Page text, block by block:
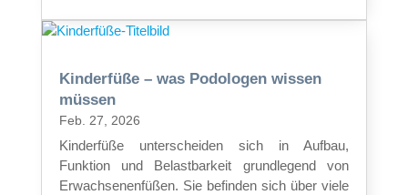
Kinderfüße – was Podologen wissen
müssen
Feb. 27, 2026
Kinderfüße unterscheiden sich in Aufbau,
Funktion und Belastbarkeit grundlegend von
Erwachsenenfüßen. Sie befinden sich über viele